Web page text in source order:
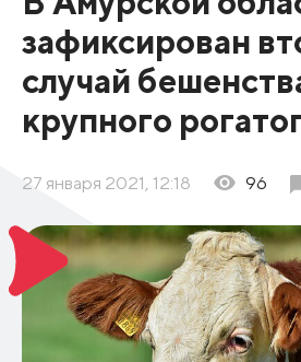
зафиксирован
случай
крупного
27 января 2021, 12:18 96